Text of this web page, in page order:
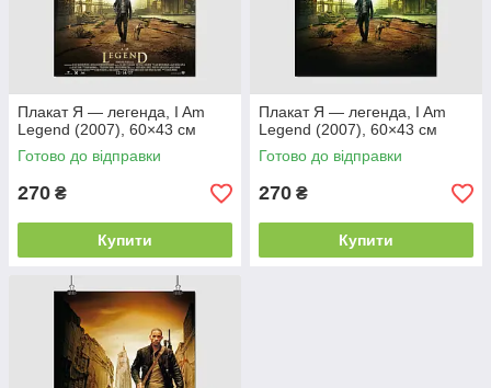
Плакат Я — легенда, I Am
Legend (2007), 60×43 см
Готово до відправки
270 ₴
Купити
Плакат Я — легенда, I Am
Legend (2007), 60×43 см
Готово до відправки
270 ₴
Купити